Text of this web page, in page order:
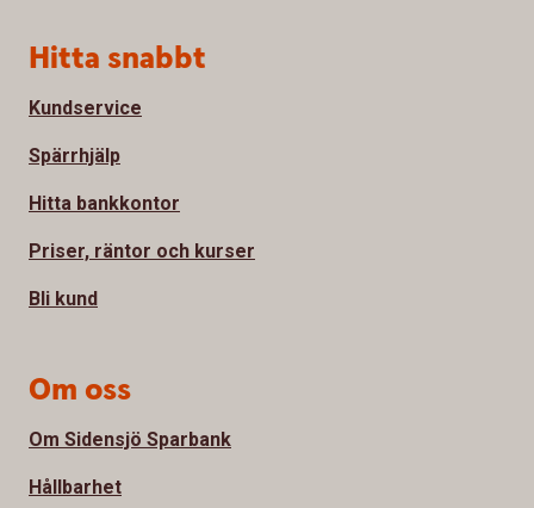
Sidfot
Hitta snabbt
Kundservice
Spärrhjälp
Hitta bankkontor
Priser, räntor och kurser
Bli kund
Om oss
Om Sidensjö Sparbank
Hållbarhet